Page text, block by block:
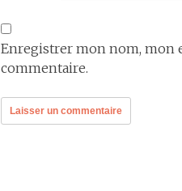
Enregistrer mon nom, mon
commentaire.